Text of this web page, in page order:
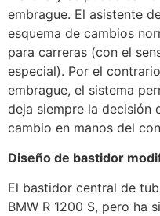
embrague. El asistente
esquema de cambios
para carreras (con el
especial). Por el
embrague, el sistema
deja siempre la decisión
cambio en manos del
Diseño de bastidor
El bastidor central de
BMW R 1200 S, pero ha